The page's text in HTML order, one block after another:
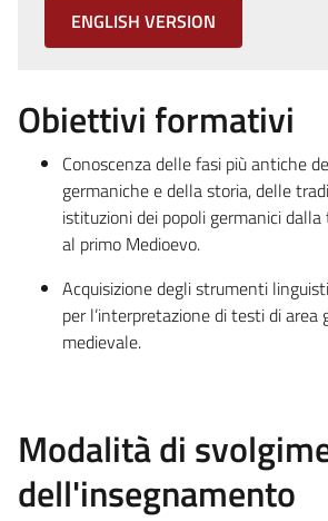
ENGLISH VERSION
Obiettivi formativi
Conoscenza delle fasi più antiche
germaniche e della storia, delle
istituzioni dei popoli germanici
al primo Medioevo.
Acquisizione degli strumenti
per l’interpretazione di testi di area
medievale.
Modalità di
dell'insegnamento